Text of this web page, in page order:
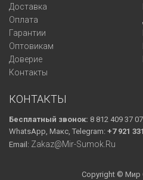
Доставка
Оплата
Гарантии
Оптовикам
Доверие
Контакты
КОНТАКТЫ
Бесплатный звонок: 8 812 409 37
WhatsApp, Макс, Telegram: +7 921
Email: Zakaz@mir-Sumok.ru
Copyright © Мир